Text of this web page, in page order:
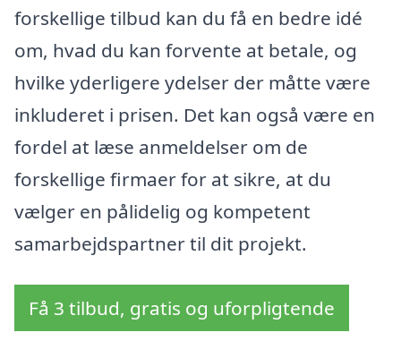
forskellige tilbud kan du få en bedre idé
om, hvad du kan forvente at betale, og
hvilke yderligere ydelser der måtte være
inkluderet i prisen. Det kan også være en
fordel at læse anmeldelser om de
forskellige firmaer for at sikre, at du
vælger en pålidelig og kompetent
samarbejdspartner til dit projekt.
Få 3 tilbud, gratis og uforpligtende